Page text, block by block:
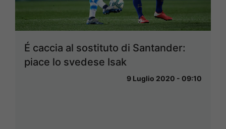
É caccia al sostituto di Santander:
piace lo svedese Isak
9 Luglio 2020 - 09:10